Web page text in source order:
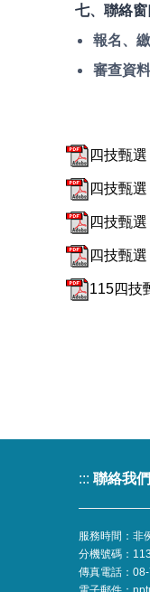
七、聯絡
報名、
審查資
四技甄
四技甄
四技甄
四技甄
115四技
::: 聯絡我
服務時間：非
分機號碼：
傳真電話：